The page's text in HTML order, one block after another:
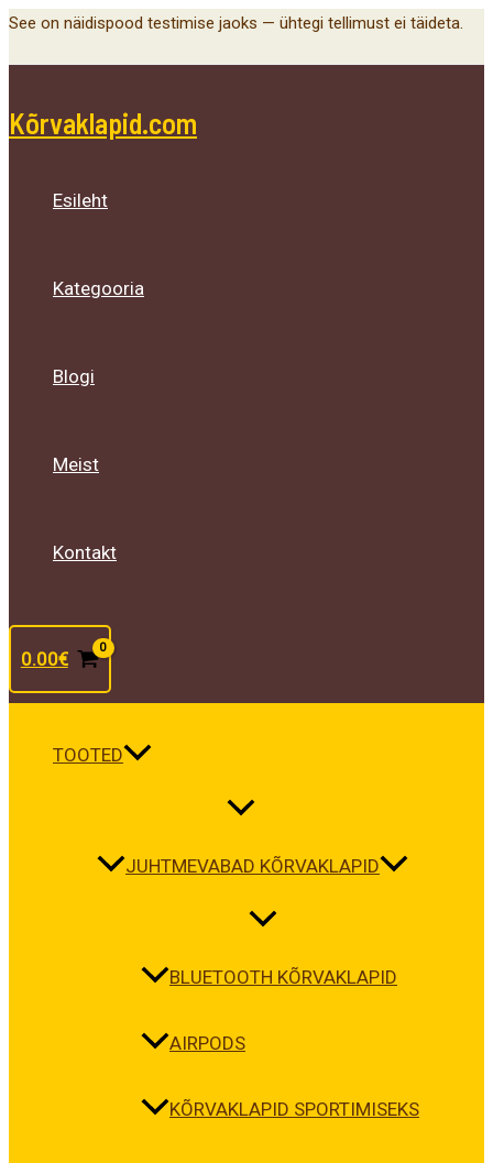
Skip
See on näidispood testimise jaoks — ühtegi tellimust ei täideta.
Kõrvaklapid.com
Esileht
Kategooria
Blogi
Meist
Kontakt
0.00€
TOOTED
Menu
Toggle
JUHTMEVABAD KÕRVAKLAPID
Menu
Toggle
BLUETOOTH KÕRVAKLAPID
AIRPODS
KÕRVAKLAPID SPORTIMISEKS
Menu
Toggle
Main
Menu